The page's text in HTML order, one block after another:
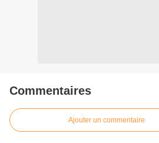
Commentaires
Ajouter un commentaire